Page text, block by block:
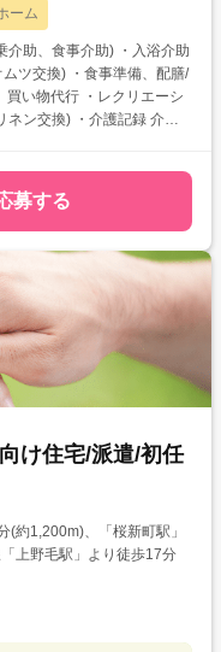
ーム
ツ交換) ・食事準備、配膳/
い物代行 ・レクリエーシ
交換) ・介護記録 介護
幅広20代～60代活躍中の職
募する
け住宅/派遣/初任
約1,200m)、「桜新町駅」
上野毛駅」より徒歩17分